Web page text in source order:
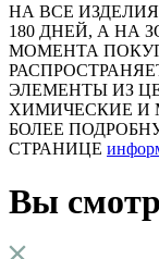
НА ВСЕ
180 ДНЕЙ, А НА
МОМЕНТА
ЭЛЕМЕНТЫ ИЗ
ХИМИЧЕСКИЕ И
БОЛЕЕ
СТРАНИЦЕ
Вы